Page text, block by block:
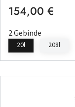
Regulärer Preis:
154,00 €
2 Gebinde
20l 208l